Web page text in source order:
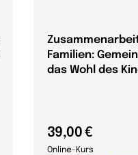
Familien:
das Wohl des
39,00 €
Online-Kurs